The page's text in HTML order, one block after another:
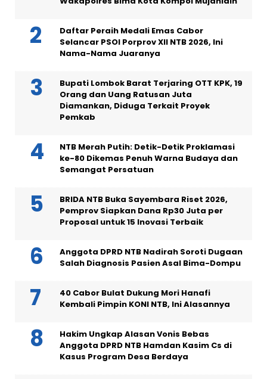
Daftar Peraih Medali Emas Cabor
Selancar PSOI Porprov XII NTB 2026, Ini
Nama-Nama Juaranya
Bupati Lombok Barat Terjaring OTT KPK, 19
Orang dan Uang Ratusan Juta
Diamankan, Diduga Terkait Proyek
Pemkab
NTB Merah Putih: Detik-Detik Proklamasi
ke-80 Dikemas Penuh Warna Budaya dan
Semangat Persatuan
BRIDA NTB Buka Sayembara Riset 2026,
Pemprov Siapkan Dana Rp30 Juta per
Proposal untuk 15 Inovasi Terbaik
Anggota DPRD NTB Nadirah Soroti Dugaan
Salah Diagnosis Pasien Asal Bima-Dompu
40 Cabor Bulat Dukung Mori Hanafi
Kembali Pimpin KONI NTB, Ini Alasannya
Hakim Ungkap Alasan Vonis Bebas
Anggota DPRD NTB Hamdan Kasim Cs di
Kasus Program Desa Berdaya